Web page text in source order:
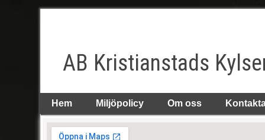
AB Kristianstads
Hem Miljöpolicy Om oss